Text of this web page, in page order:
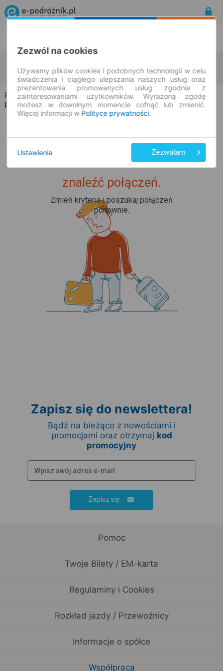
10.08.2026 | -- : --
zmień kryteria
Racimierz → Koniewo
Rozkład jazdy i bilety
Upss... Nie udało nam się
znaleźć połączeń.
Zmień kryteria i poszukaj połączeń
ponownie.
Zapisz się do newslettera!
Bądź na bieżąco z nowościami i
promocjami oraz otrzymaj kod
promocyjny
Zapisz się
Pomoc
Twoje Bilety / EM-karta
Regulaminy i Cookies
Rozkład jazdy / Przewoźnicy
Informacje o spółce
Współpraca
Zezwól na cookies
Używamy plików cookies i podobnych technologii w celu
świadczenia i ciągłego ulepszania naszych usług oraz
prezentowania promowanych usług zgodnie z
zainteresowaniami użytkowników. Wyrażoną zgodę
możesz w dowolnym momencie cofnąć lub zmienić.
Więcej informacji w Polityce prywatności.
Ustawienia Zezwalam